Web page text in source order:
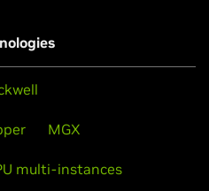
MGX
multi-instances